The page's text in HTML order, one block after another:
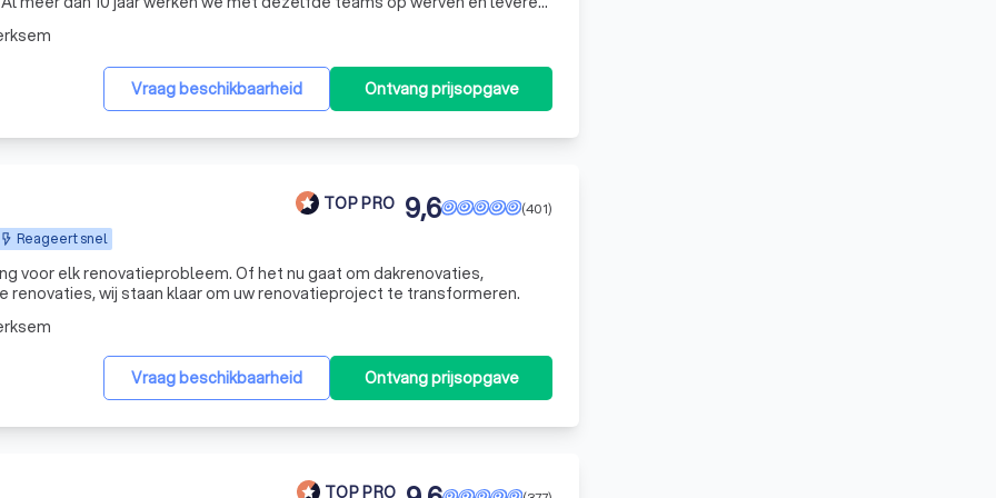
Dan kunnen we met onze expertise snel voor de juiste opl
Vraag beschikbaarheid Ontvang prijsopgave
TOP PRO
Reageert snel
(401)
9,6
voor elk renovatieprobleem. Of het nu gaat om dakrenovaties,
renovaties, wij staan klaar om uw renovatieproject te transformeren.
Vraag beschikbaarheid Ontvang prijsopgave
TOP PRO